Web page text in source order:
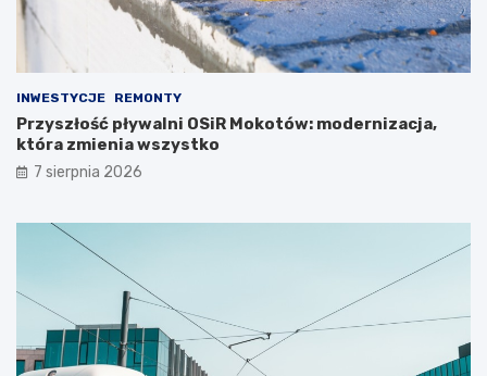
INWESTYCJE REMONTY
Przyszłość pływalni OSiR Mokotów: modernizacja,
która zmienia wszystko
7 sierpnia 2026